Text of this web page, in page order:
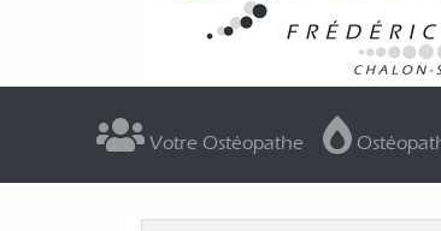
Votre Ostéopathe